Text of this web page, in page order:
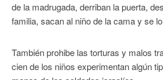
de la madrugada, derriban la puerta,
familia, sacan al niño de la cama y se
También prohibe las torturas y malos
cien de los niños experimentan algún